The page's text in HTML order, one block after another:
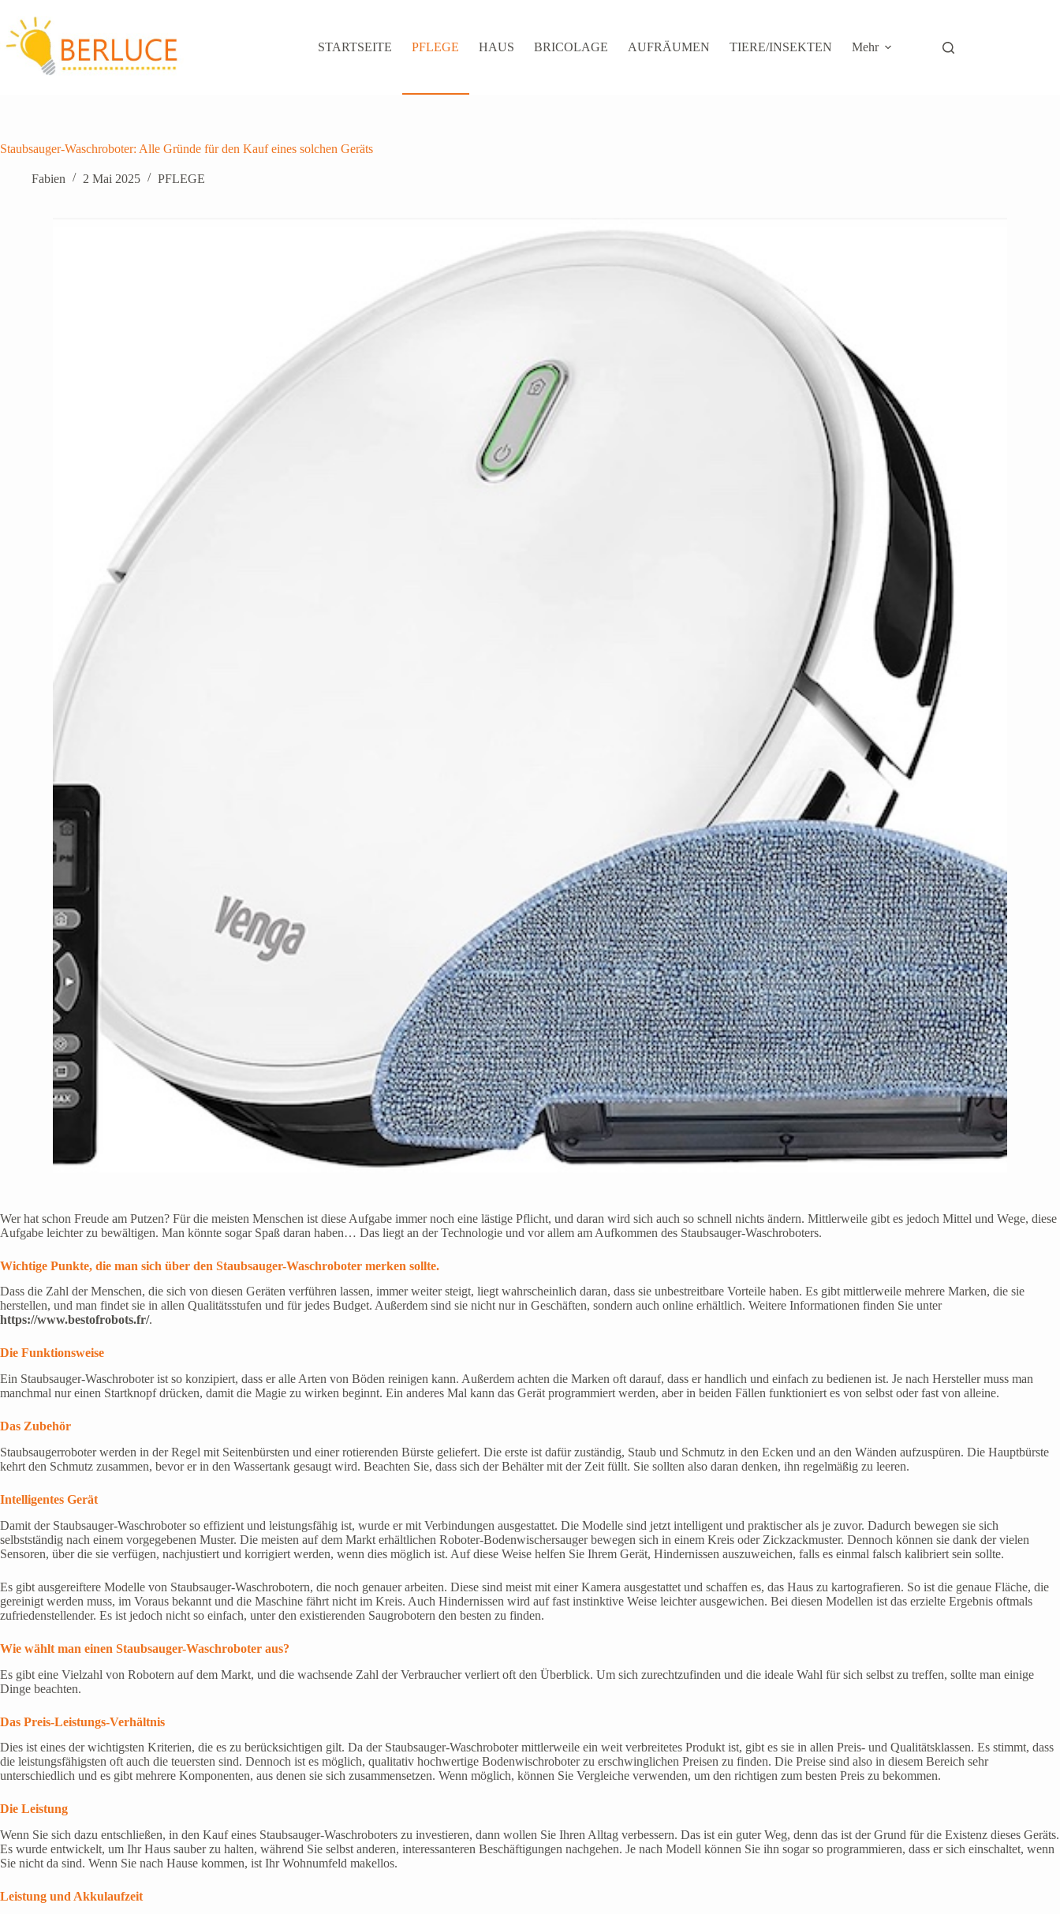
Inhalt
springen
STARTSEITE
PFLEGE HAUS BRICOLAGE AUFRÄUMEN TIERE/INSEKTEN Mehr
Staubsauger-Waschroboter: Alle Gründe für den Kauf eines solchen Geräts
Fabien 2 Mai 2025 PFLEGE
Wer hat schon Freude am Putzen? Für die meisten Menschen ist diese Aufgabe immer noch eine lästige Pflicht, und daran wird sich auch so schnell nichts ändern. Mittlerweile gibt es jedoch Mittel und Wege, diese
Aufgabe leichter zu bewältigen. Man könnte sogar Spaß daran haben… Das liegt an der Technologie und vor allem am Aufkommen des Staubsauger-Waschroboters.
Wichtige Punkte, die man sich über den Staubsauger-Waschroboter merken sollte.
Dass die Zahl der Menschen, die sich von diesen Geräten verführen lassen, immer weiter steigt, liegt wahrscheinlich daran, dass sie unbestreitbare Vorteile haben. Es gibt mittlerweile mehrere Marken, die sie
herstellen, und man findet sie in allen Qualitätsstufen und für jedes Budget. Außerdem sind sie nicht nur in Geschäften, sondern auch online erhältlich. Weitere Informationen finden Sie unter
https://www.bestofrobots.fr/.
Die Funktionsweise
Ein Staubsauger-Waschroboter ist so konzipiert, dass er alle Arten von Böden reinigen kann. Außerdem achten die Marken oft darauf, dass er handlich und einfach zu bedienen ist. Je nach Hersteller muss man
manchmal nur einen Startknopf drücken, damit die Magie zu wirken beginnt. Ein anderes Mal kann das Gerät programmiert werden, aber in beiden Fällen funktioniert es von selbst oder fast von alleine.
Das Zubehör
Staubsaugerroboter werden in der Regel mit Seitenbürsten und einer rotierenden Bürste geliefert. Die erste ist dafür zuständig, Staub und Schmutz in den Ecken und an den Wänden aufzuspüren. Die Hauptbürste
kehrt den Schmutz zusammen, bevor er in den Wassertank gesaugt wird. Beachten Sie, dass sich der Behälter mit der Zeit füllt. Sie sollten also daran denken, ihn regelmäßig zu leeren.
Intelligentes Gerät
Damit der Staubsauger-Waschroboter so effizient und leistungsfähig ist, wurde er mit Verbindungen ausgestattet. Die Modelle sind jetzt intelligent und praktischer als je zuvor. Dadurch bewegen sie sich
selbstständig nach einem vorgegebenen Muster. Die meisten auf dem Markt erhältlichen Roboter-Bodenwischersauger bewegen sich in einem Kreis oder Zickzackmuster. Dennoch können sie dank der vielen
Sensoren, über die sie verfügen, nachjustiert und korrigiert werden, wenn dies möglich ist. Auf diese Weise helfen Sie Ihrem Gerät, Hindernissen auszuweichen, falls es einmal falsch kalibriert sein sollte.
Es gibt ausgereiftere Modelle von Staubsauger-Waschrobotern, die noch genauer arbeiten. Diese sind meist mit einer Kamera ausgestattet und schaffen es, das Haus zu kartografieren. So ist die genaue Fläche, die
gereinigt werden muss, im Voraus bekannt und die Maschine fährt nicht im Kreis. Auch Hindernissen wird auf fast instinktive Weise leichter ausgewichen. Bei diesen Modellen ist das erzielte Ergebnis oftmals
zufriedenstellender. Es ist jedoch nicht so einfach, unter den existierenden Saugrobotern den besten zu finden.
Wie wählt man einen Staubsauger-Waschroboter aus?
Es gibt eine Vielzahl von Robotern auf dem Markt, und die wachsende Zahl der Verbraucher verliert oft den Überblick. Um sich zurechtzufinden und die ideale Wahl für sich selbst zu treffen, sollte man einige
Dinge beachten.
Das Preis-Leistungs-Verhältnis
Dies ist eines der wichtigsten Kriterien, die es zu berücksichtigen gilt. Da der Staubsauger-Waschroboter mittlerweile ein weit verbreitetes Produkt ist, gibt es sie in allen Preis- und Qualitätsklassen. Es stimmt, dass
die leistungsfähigsten oft auch die teuersten sind. Dennoch ist es möglich, qualitativ hochwertige Bodenwischroboter zu erschwinglichen Preisen zu finden. Die Preise sind also in diesem Bereich sehr
unterschiedlich und es gibt mehrere Komponenten, aus denen sie sich zusammensetzen. Wenn möglich, können Sie Vergleiche verwenden, um den richtigen zum besten Preis zu bekommen.
Die Leistung
Wenn Sie sich dazu entschließen, in den Kauf eines Staubsauger-Waschroboters zu investieren, dann wollen Sie Ihren Alltag verbessern. Das ist ein guter Weg, denn das ist der Grund für die Existenz dieses Geräts.
Es wurde entwickelt, um Ihr Haus sauber zu halten, während Sie selbst anderen, interessanteren Beschäftigungen nachgehen. Je nach Modell können Sie ihn sogar so programmieren, dass er sich einschaltet, wenn
Sie nicht da sind. Wenn Sie nach Hause kommen, ist Ihr Wohnumfeld makellos.
Leistung und Akkulaufzeit